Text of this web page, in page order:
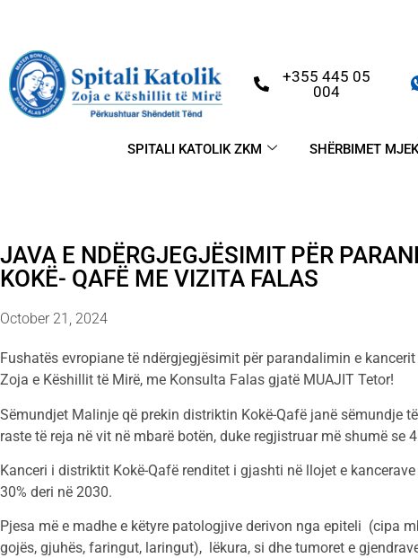
+355 445 05
004
SPITALI KATOLIK ZKM SHËRBIMET
JAVA E NDËRGJEGJËSIMIT PËR
KOKË- QAFË ME VIZITA FALAS
October 21, 2024
Fushatës evropiane të ndërgjegjësimit për parandalimin e
Zoja e Këshillit të Mirë, me Konsulta Falas gjatë MUAJIT Tetor!
Sëmundjet Malinje që prekin distriktin Kokë-Qafë janë sëmundje
raste të reja në vit në mbarë botën, duke regjistruar më shumë se
Kanceri i distriktit Kokë-Qafë renditet i gjashti në llojet e
30% deri në 2030.
Pjesa më e madhe e këtyre patologjive derivon nga epiteli (cipa
gojës, gjuhës, faringut, laringut), lëkura, si dhe tumoret e